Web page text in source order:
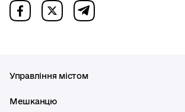
Управління містом
Мешканцю